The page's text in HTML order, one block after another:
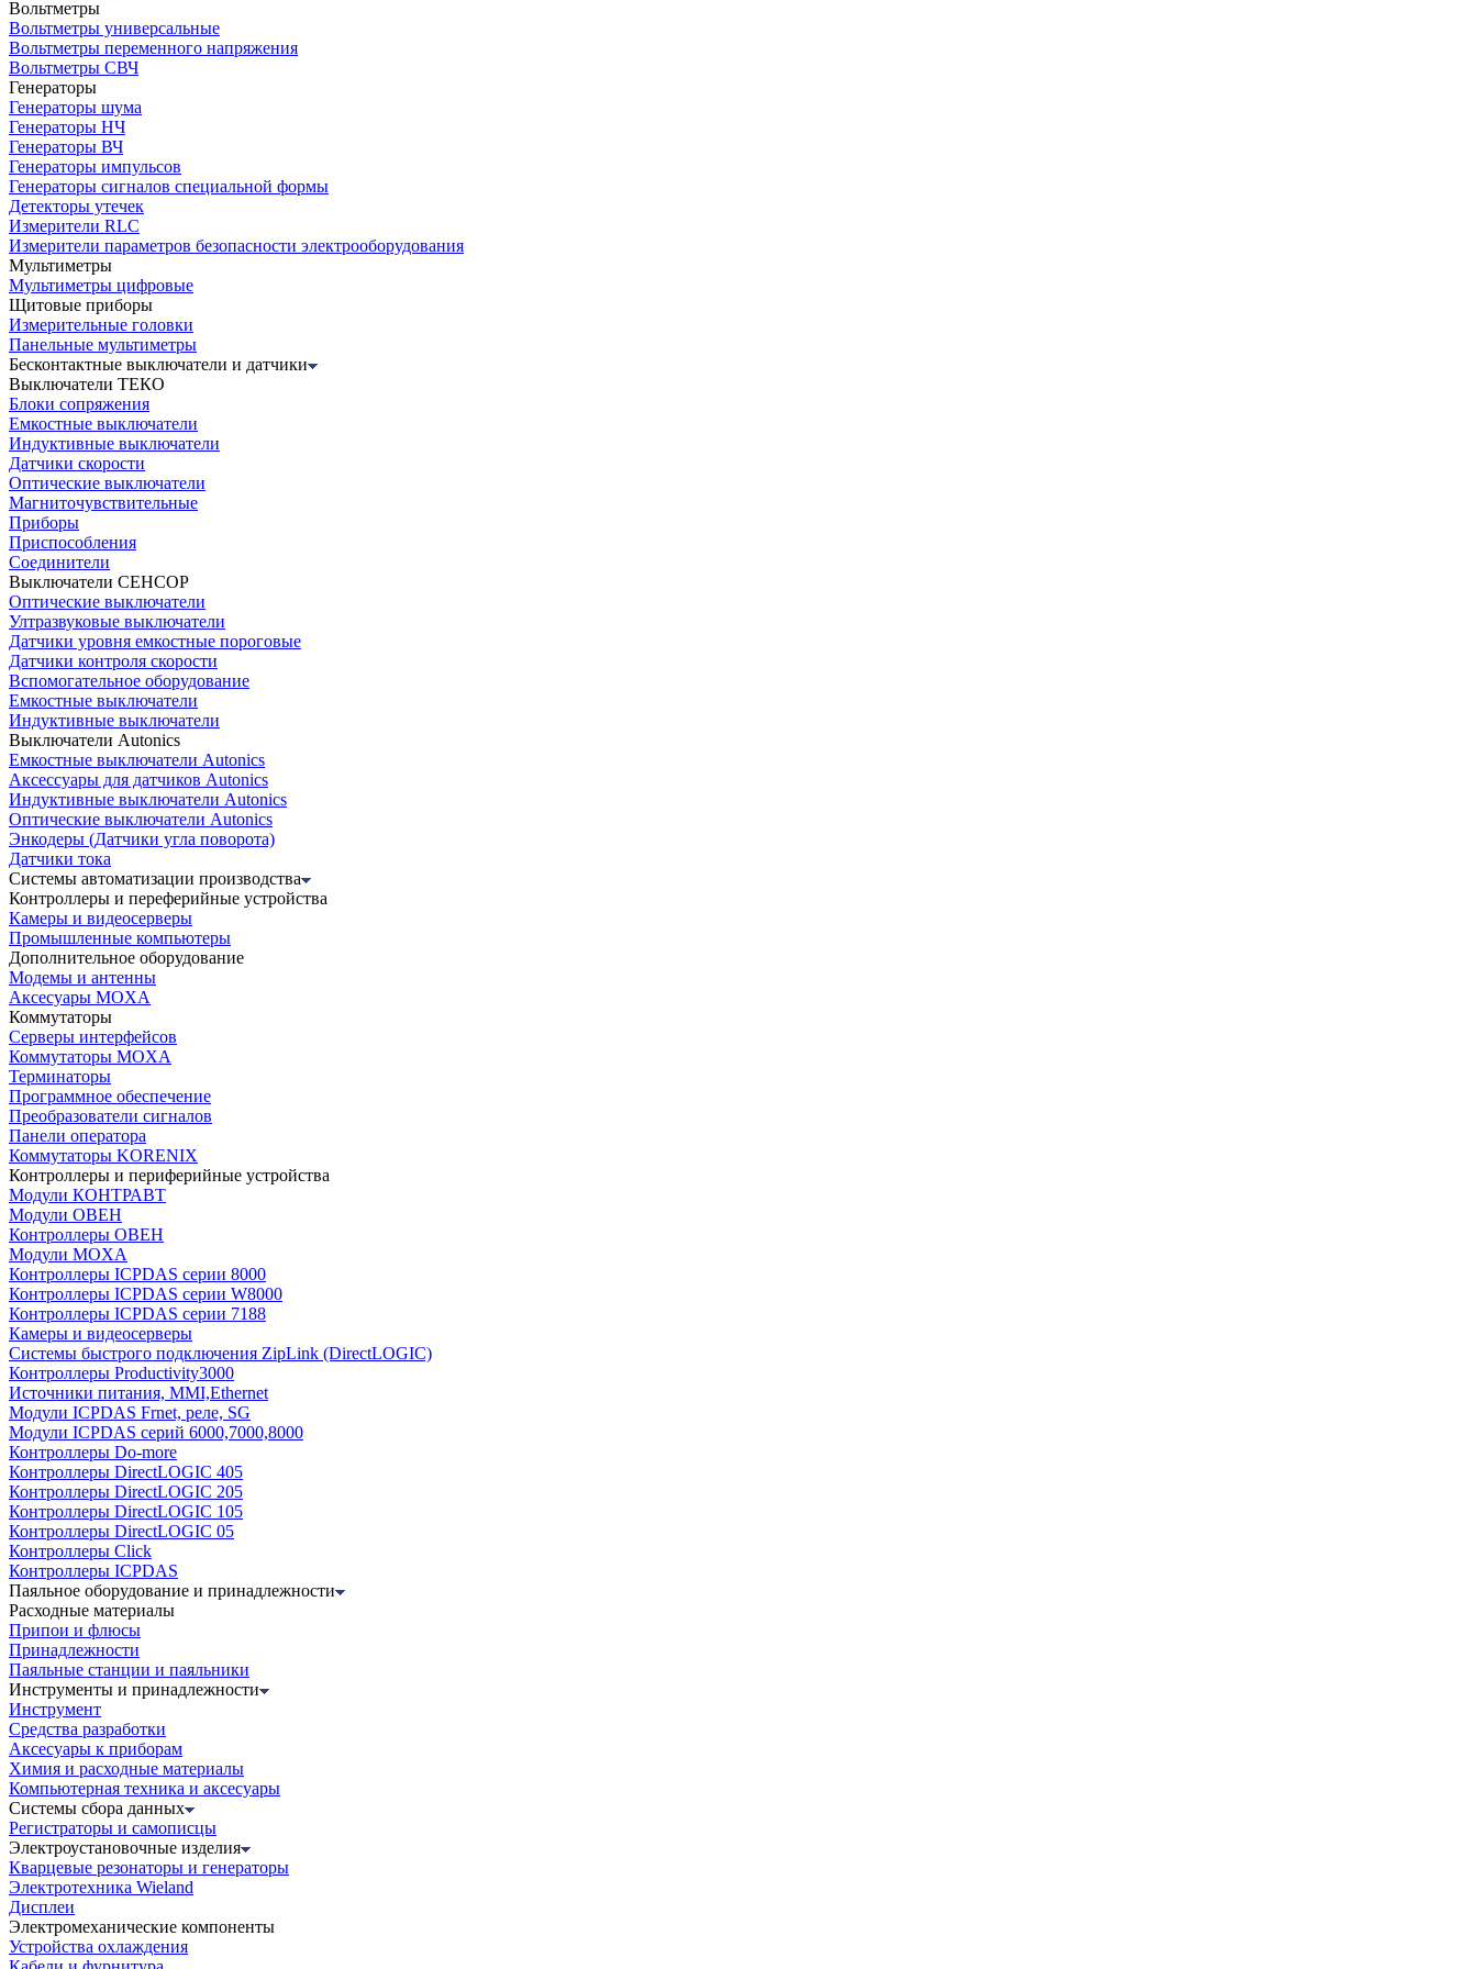
Вольтметры
Вольтметры универсальные
Вольтметры переменного напряжения
Вольтметры СВЧ
Генераторы
Генераторы шума
Генераторы НЧ
Генераторы ВЧ
Генераторы импульсов
Генераторы сигналов специальной формы
Детекторы утечек
Измерители RLC
Измерители параметров безопасности электрооборудования
Мультиметры
Мультиметры цифровые
Щитовые приборы
Измерительные головки
Панельные мультиметры
Бесконтактные выключатели и датчики
Выключатели ТЕКО
Блоки сопряжения
Емкостные выключатели
Индуктивные выключатели
Датчики скорости
Оптические выключатели
Магниточувствительные
Приборы
Приспособления
Соединители
Выключатели СЕНСОР
Оптические выключатели
Ултразвуковые выключатели
Датчики уровня емкостные пороговые
Датчики контроля скорости
Вспомогательное оборудование
Емкостные выключатели
Индуктивные выключатели
Выключатели Autonics
Емкостные выключатели Autonics
Аксессуары для датчиков Autonics
Индуктивные выключатели Autonics
Оптические выключатели Autonics
Энкодеры (Датчики угла поворота)
Датчики тока
Системы автоматизации производства
Контроллеры и переферийные устройства
Камеры и видеосерверы
Промышленные компьютеры
Дополнительное оборудование
Модемы и антенны
Аксесуары MOXA
Коммутаторы
Серверы интерфейсов
Коммутаторы MOXA
Терминаторы
Программное обеспечение
Преобразователи сигналов
Панели оператора
Коммутаторы KORENIX
Контроллеры и периферийные устройства
Модули КОНТРАВТ
Модули ОВЕН
Контроллеры ОВЕН
Модули MOXA
Контроллеры ICPDAS серии 8000
Контроллеры ICPDAS серии W8000
Контроллеры ICPDAS серии 7188
Камеры и видеосерверы
Системы быстрого подключения ZipLink (DirectLOGIC)
Контроллеры Productivity3000
Источники питания, MMI,Ethernet
Модули ICPDAS Frnet, реле, SG
Модули ICPDAS серий 6000,7000,8000
Контроллеры Do-more
Контроллеры DirectLOGIC 405
Контроллеры DirectLOGIC 205
Контроллеры DirectLOGIC 105
Контроллеры DirectLOGIC 05
Контроллеры Click
Контроллеры ICPDAS
Паяльное оборудование и принадлежности
Расходные материалы
Припои и флюсы
Принадлежности
Паяльные станции и паяльники
Инструменты и принадлежности
Инструмент
Средства разработки
Аксесуары к приборам
Химия и расходные материалы
Компьютерная техника и аксесуары
Системы сбора данных
Регистраторы и самописцы
Электроустановочные изделия
Кварцевые резонаторы и генераторы
Электротехника Wieland
Дисплеи
Электромеханические компоненты
Устройства охлаждения